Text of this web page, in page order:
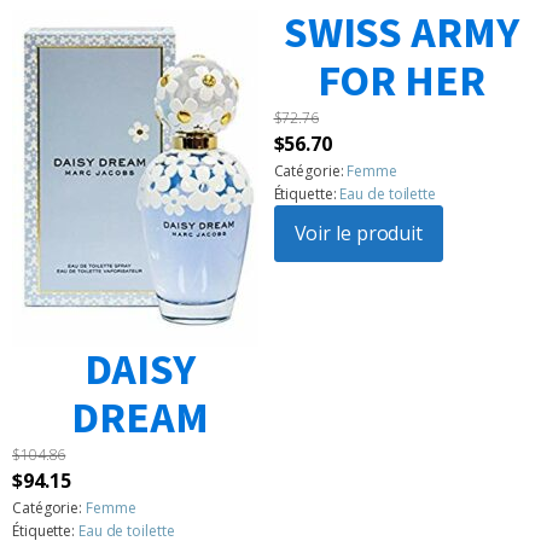
DAISY
DREAM
$104.86
Le
prix
$94.15Le
prix
Catégorie: Femme
Étiquette: Eau de toilette
SWISS ARMY
FOR HER
$72.76
Le
prix
initial
était :
$72.76.
$56.70Le
prix
actuel
est :
$56.70.
Catégorie: Femme
Étiquette: Eau de toilette
Voir le produit